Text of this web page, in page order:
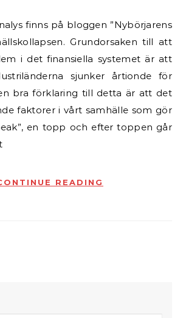
Grundorsaken till att
i det finansiella systemet är att
sjunker årtionde för
bra förklaring till detta är att det
faktorer i vårt samhälle som gör
en topp och efter toppen går
READING